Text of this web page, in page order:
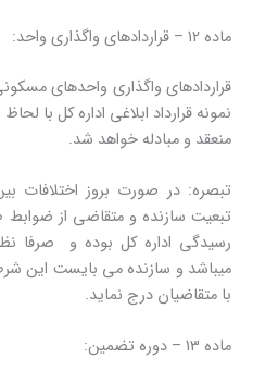
ماده 12 – قراردادهای واگذاری واحد:
قراردادهای واگذاری واحدهای
نمونه قرارداد ابلاغی اداره کل با
منعقد و مبادله خواهد شد.
تبصره: در صورت بروز اختلافات
تبعیت سازنده و متقاضی از
رسیدگی اداره کل بوده و صرفا نظر
میباشد و سازنده می بایست این شرط
با متقاضیان درج نماید.
ماده 13 – دوره تضمین: